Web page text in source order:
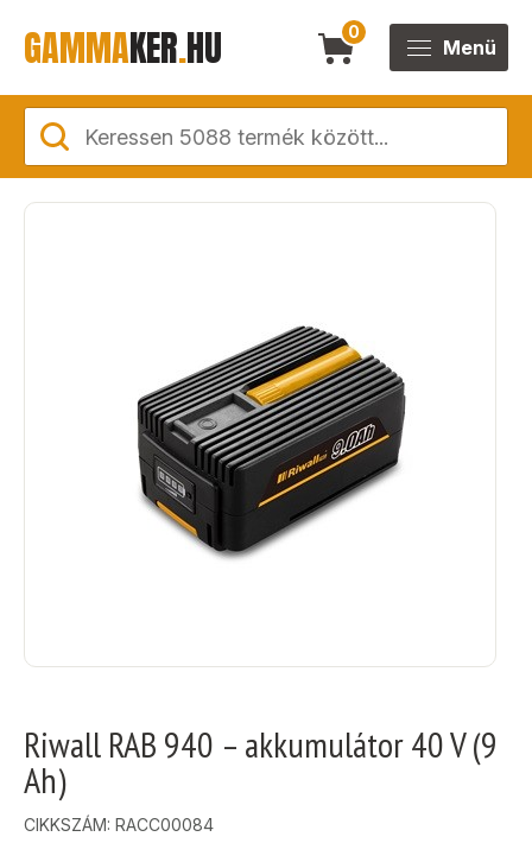
GAMMAKER.HU 0
Menü
Riwall RAB 940 – akkumulátor 40 V (9
Ah)
CIKKSZÁM: RACC00084